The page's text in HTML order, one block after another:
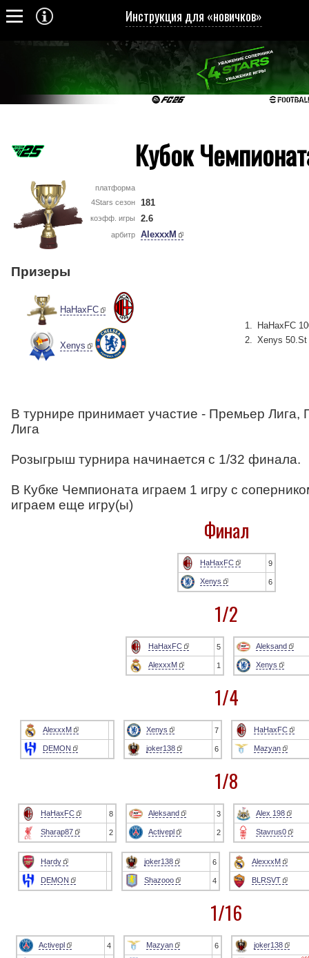
Инструкция для «новичков»
Кубок
платформа
4Stars сезон
181
коэфф. игры 2.6
арбитр AlexxxM
Призеры
HaHaxFC
Xenys
HaHaxFC
Xenys 50.St
В турнире принимает участие - Премьер Лига,
Лига
Розыгрыш турнира начинается с 1/32 финала.
В Кубке Чемпионата играем 1 игру с
играем еще игру(ы)
Финал
HaHaxFC 9
Xenys 6
1/2
HaHaxFC 5
AlexxxM 1
Aleksand
Xenys
1/4
AlexxxM
DEMON
Xenys 7
joker138 6
HaHaxFC
Mazyan
1/8
HaHaxFC 8
Sharap87 2
Aleksand 3
Activepl 2
Alex 198
Stavrus0
Hardy
DEMON
joker138 6
Shazooo 4
AlexxxM
BLRSVT
1/16
Activepl 4 Mazyan 6 joker138